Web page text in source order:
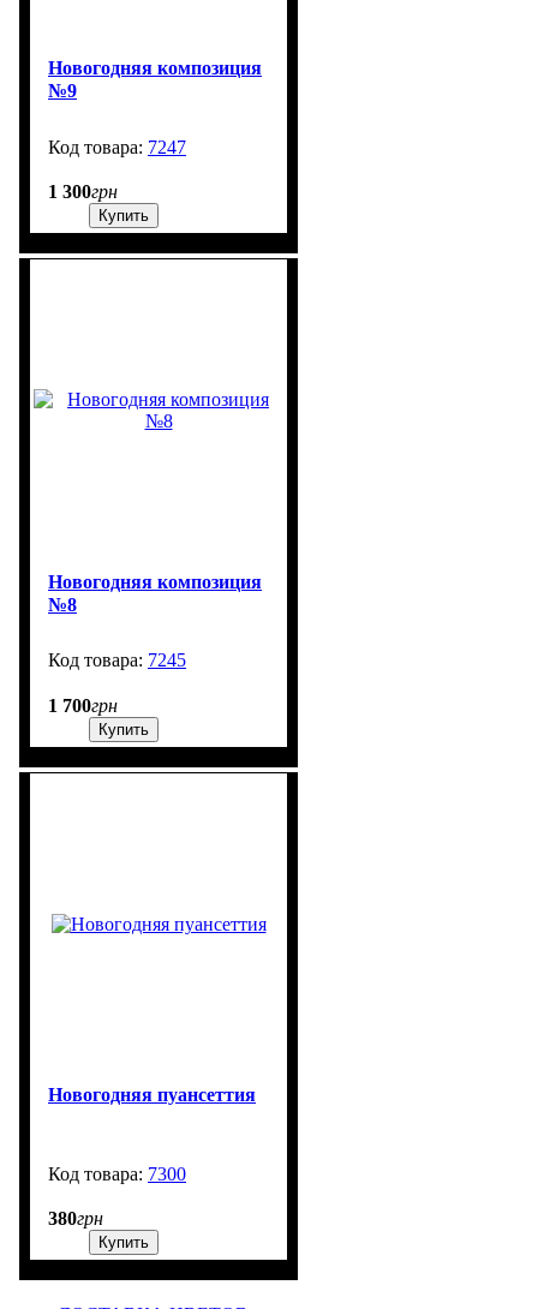
Новогодняя композиция
№9
7247
1 300грн
Купить
Новогодняя композиция
№8
7245
1 700грн
Купить
Новогодняя пуансеттия
7300
380грн
Купить